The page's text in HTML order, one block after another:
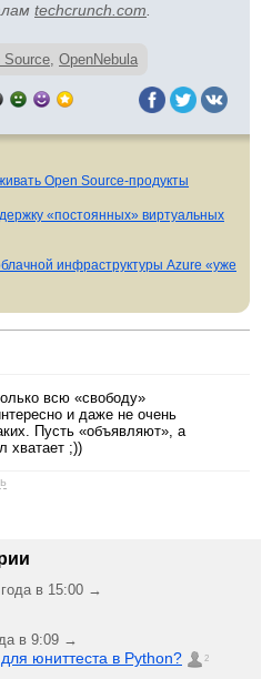
techcrunch.com
Source, OpenNebula
Open Source-продукты
«постоянных» виртуальных
инфраструктуры Azure «уже
всю «свободу»
и даже не очень
Пусть «объявляют», а
хватает ;))
в 15:00 →
в 9:09 →
юниттеста в Python? 2